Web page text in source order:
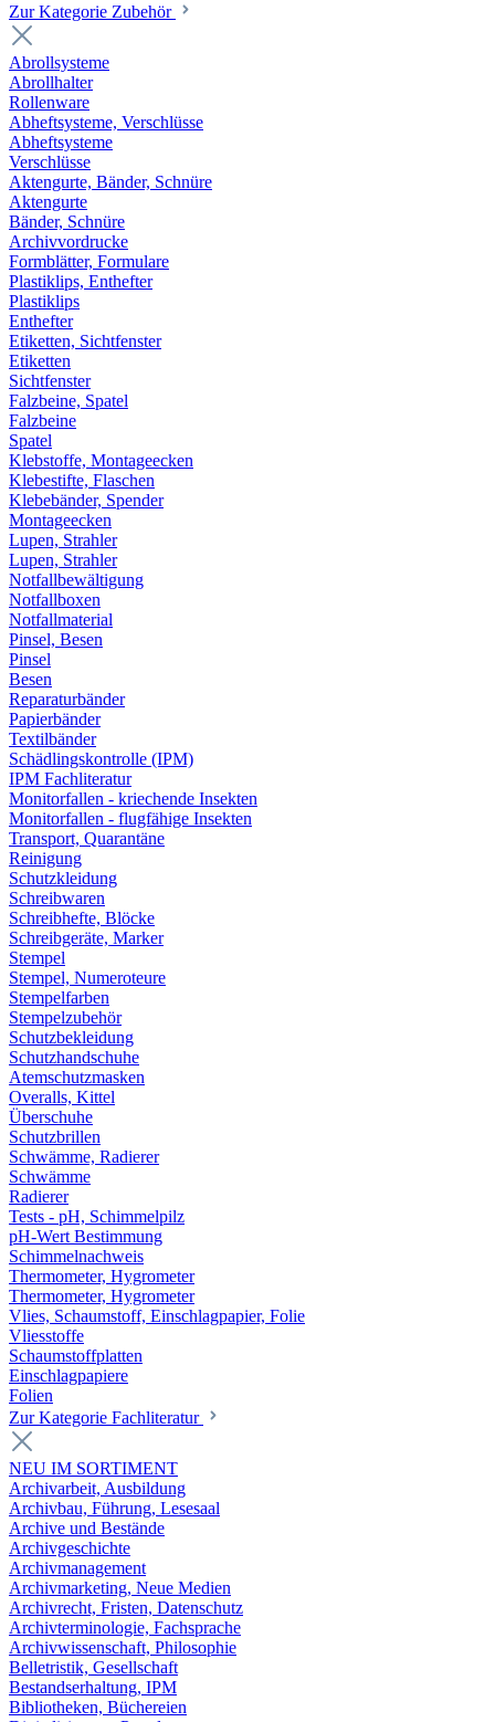
Zur Kategorie Zubehör
Abrollsysteme
Abrollhalter
Rollenware
Abheftsysteme, Verschlüsse
Abheftsysteme
Verschlüsse
Aktengurte, Bänder, Schnüre
Aktengurte
Bänder, Schnüre
Archivvordrucke
Formblätter, Formulare
Plastiklips, Enthefter
Plastiklips
Enthefter
Etiketten, Sichtfenster
Etiketten
Sichtfenster
Falzbeine, Spatel
Falzbeine
Spatel
Klebstoffe, Montageecken
Klebestifte, Flaschen
Klebebänder, Spender
Montageecken
Lupen, Strahler
Lupen, Strahler
Notfallbewältigung
Notfallboxen
Notfallmaterial
Pinsel, Besen
Pinsel
Besen
Reparaturbänder
Papierbänder
Textilbänder
Schädlingskontrolle (IPM)
IPM Fachliteratur
Monitorfallen - kriechende Insekten
Monitorfallen - flugfähige Insekten
Transport, Quarantäne
Reinigung
Schutzkleidung
Schreibwaren
Schreibhefte, Blöcke
Schreibgeräte, Marker
Stempel
Stempel, Numeroteure
Stempelfarben
Stempelzubehör
Schutzbekleidung
Schutzhandschuhe
Atemschutzmasken
Overalls, Kittel
Überschuhe
Schutzbrillen
Schwämme, Radierer
Schwämme
Radierer
Tests - pH, Schimmelpilz
pH-Wert Bestimmung
Schimmelnachweis
Thermometer, Hygrometer
Thermometer, Hygrometer
Vlies, Schaumstoff, Einschlagpapier, Folie
Vliesstoffe
Schaumstoffplatten
Einschlagpapiere
Folien
Zur Kategorie Fachliteratur
NEU IM SORTIMENT
Archivarbeit, Ausbildung
Archivbau, Führung, Lesesaal
Archive und Bestände
Archivgeschichte
Archivmanagement
Archivmarketing, Neue Medien
Archivrecht, Fristen, Datenschutz
Archivterminologie, Fachsprache
Archivwissenschaft, Philosophie
Belletristik, Gesellschaft
Bestandserhaltung, IPM
Bibliotheken, Büchereien